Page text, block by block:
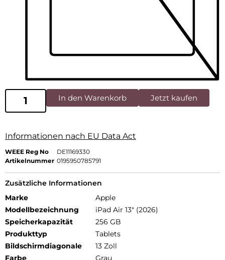
In den Warenkorb Jetzt kaufen
Informationen nach EU Data Act
WEEE Reg No
DE11169330
Artikelnummer 0195950785791
Zusätzliche Informationen
Marke
Apple
Modellbezeichnung
iPad Air 13" (2026)
Speicherkapazität
256 GB
Produkttyp
Tablets
Bildschirmdiagonale
13 Zoll
Farbe
Grau